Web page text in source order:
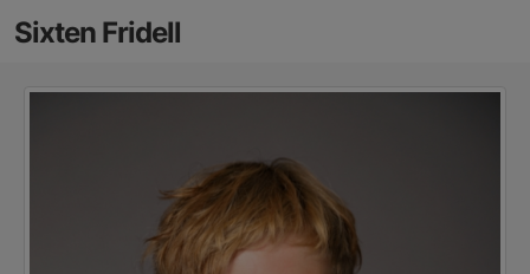
Sixten Fridell